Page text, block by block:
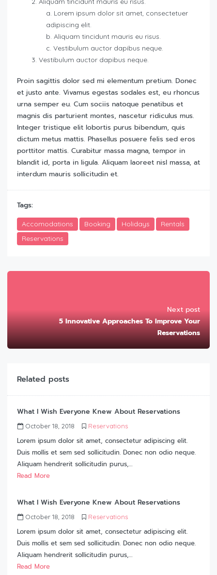
Lorem ipsum dolor sit amet, consectetuer
adipiscing elit.
Aliquam tincidunt mauris eu risus.
Vestibulum auctor dapibus neque.
Vestibulum auctor dapibus neque.
Proin sagittis dolor sed mi elementum pretium. Donec
et justo ante. Vivamus egestas sodales est, eu rhoncus
urna semper eu. Cum sociis natoque penatibus et
magnis dis parturient montes, nascetur ridiculus mus.
Integer tristique elit lobortis purus bibendum, quis
dictum metus mattis. Phasellus posuere felis sed eros
porttitor mattis. Curabitur massa magna, tempor in
blandit id, porta in ligula. Aliquam laoreet nisl massa, at
interdum mauris sollicitudin et.
Tags:
Accomodations Booking Holidays
Rentals
Reservations
Next post
5 Innovative Approaches To Improve Your
Reservations
Related posts
What I Wish Everyone Knew About Reservations
October 18, 2018 Reservations
Lorem ipsum dolor sit amet, consectetur adipiscing elit.
Duis mollis et sem sed sollicitudin. Donec non odio neque.
Aliquam hendrerit sollicitudin purus,…
Read More
What I Wish Everyone Knew About Reservations
October 18, 2018 Reservations
Lorem ipsum dolor sit amet, consectetur adipiscing elit.
Duis mollis et sem sed sollicitudin. Donec non odio neque.
Aliquam hendrerit sollicitudin purus,…
Read More